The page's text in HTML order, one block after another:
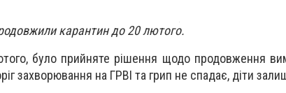
карантин до 20 лютого.
було прийняте рішення щодо продовження
захворювання на ГРВІ та грип не спадає, діти